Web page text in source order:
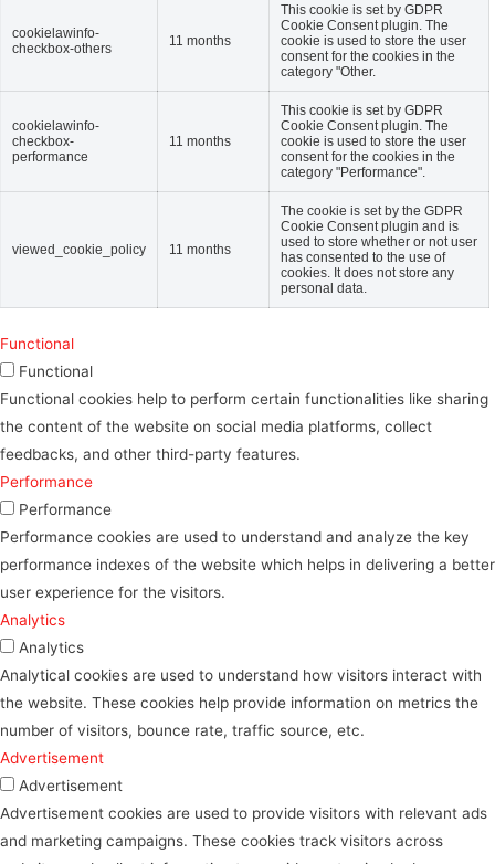
cookielawinfo-
checkbox-others
11 months
This cookie is set by GDPR
Cookie Consent plugin. The
cookie is used to store the user
consent for the cookies in the
category "Other.
cookielawinfo-
checkbox-
performance
11 months
This cookie is set by GDPR
Cookie Consent plugin. The
cookie is used to store the user
consent for the cookies in the
category "Performance".
viewed_cookie_policy 11 months
The cookie is set by the GDPR
Cookie Consent plugin and is
used to store whether or not user
has consented to the use of
cookies. It does not store any
personal data.
Functional
Functional
Functional cookies help to perform certain functionalities like sharing
the content of the website on social media platforms, collect
feedbacks, and other third-party features.
Performance
Performance
Performance cookies are used to understand and analyze the key
performance indexes of the website which helps in delivering a better
user experience for the visitors.
Analytics
Analytics
Analytical cookies are used to understand how visitors interact with
the website. These cookies help provide information on metrics the
number of visitors, bounce rate, traffic source, etc.
Advertisement
Advertisement
Advertisement cookies are used to provide visitors with relevant ads
and marketing campaigns. These cookies track visitors across